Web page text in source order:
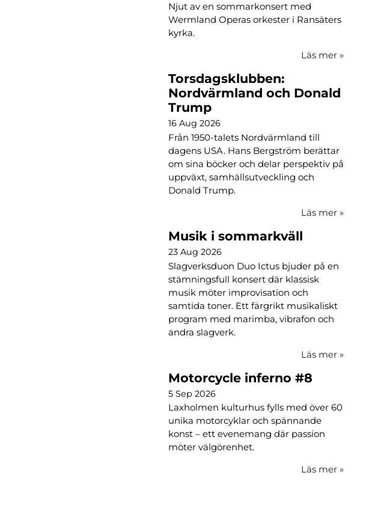
Njut av en sommarkonsert med
Wermland Operas orkester i Ransäters
kyrka.
Läs mer »
Torsdagsklubben:
Nordvärmland och Donald
Trump
16 Aug 2026
Från 1950-talets Nordvärmland till
dagens USA. Hans Bergström berättar
om sina böcker och delar perspektiv på
uppväxt, samhällsutveckling och
Donald Trump.
Läs mer »
Musik i sommarkväll
23 Aug 2026
Slagverksduon Duo Ictus bjuder på en
stämningsfull konsert där klassisk
musik möter improvisation och
samtida toner. Ett färgrikt musikaliskt
program med marimba, vibrafon och
andra slagverk.
Läs mer »
Motorcycle inferno #8
5 Sep 2026
Laxholmen kulturhus fylls med över 60
unika motorcyklar och spännande
konst – ett evenemang där passion
möter välgörenhet.
Läs mer »